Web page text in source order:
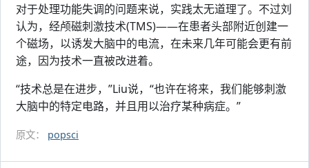
对于处理功能失调的问题来说，实践太无道理了。不过刘
认为，经颅磁刺激技术(TMS)——在患者头部附近创建一
个磁场，以诱发大脑中的电流，在未来几年可能会更有前
途，因为技术一直被改进着。
“技术总是在进步，”Liu说，“也许在将来，我们能够刺激
大脑中的特定电路，并且用以治疗某种病症。”
原文： popsci